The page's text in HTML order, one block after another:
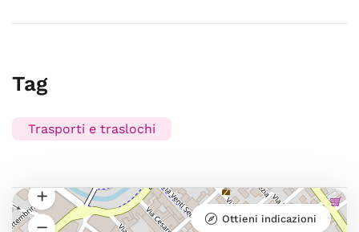
Tag
Trasporti e traslochi
Ottieni indicazioni